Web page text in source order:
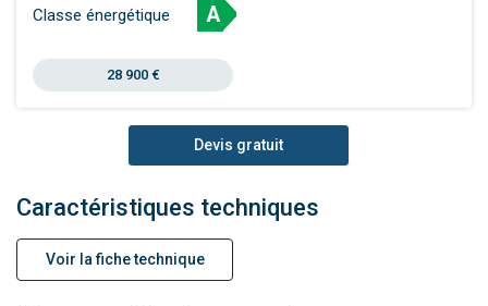
Devis gratuit
Caractéristiques techniques
Voir la fiche technique
Classe énergétique A
28 900 €